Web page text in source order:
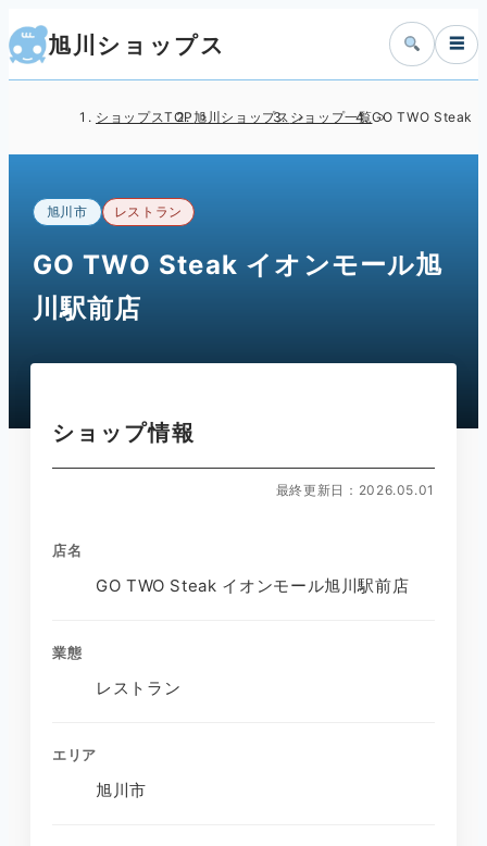
旭川ショップス ☰
ショップスTOP旭川ショップス ショップ一覧GO TWO Steak
旭川市 レストラン
GO TWO Steak イオンモール旭
川駅前店
ショップ情報
最終更新日：2026.05.01
店名
GO TWO Steak イオンモール旭川駅前店
業態
レストラン
エリア
旭川市